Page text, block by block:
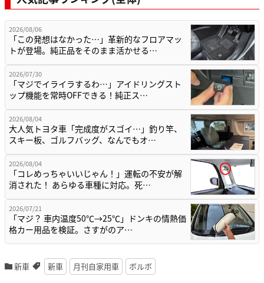
2026/08/06
「この発想はなかった…」革新的なフロアマッ
トが登場。純正品をそのまま活かせる…
2026/07/30
「マジでイライラするわ…」アイドリングスト
ップ機能を常時OFFできる！純正ス…
2026/08/04
大人気トヨタ車「完成度がスゴイ…」釣り竿、
スキー板、ゴルフバッグ、なんでもオ…
2026/08/04
「コレめっちゃいいじゃん！」運転の不安が解
消された！ あらゆる車種に対応。死…
2026/07/21
「マジ？ 車内温度50℃→25℃」ドンキの情熱価
格カー用品を検証。さすがのア…
新車 新車 月刊自家用車 ボルボ